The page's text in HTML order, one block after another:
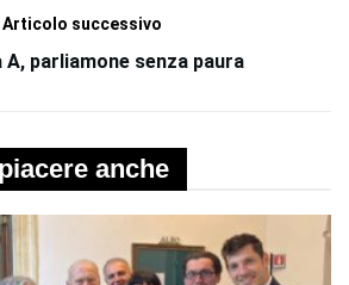
Articolo successivo
A, parliamone senza paura
anche